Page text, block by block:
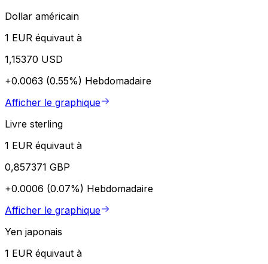
Dollar américain
1 EUR équivaut à
1,15370 USD
+0.0063 (0.55%) Hebdomadaire
Afficher le graphique
Livre sterling
1 EUR équivaut à
0,857371 GBP
+0.0006 (0.07%) Hebdomadaire
Afficher le graphique
Yen japonais
1 EUR équivaut à